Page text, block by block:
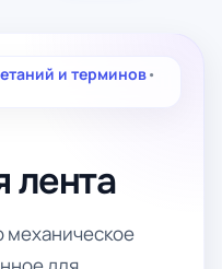
и терминов•
лента
механическое